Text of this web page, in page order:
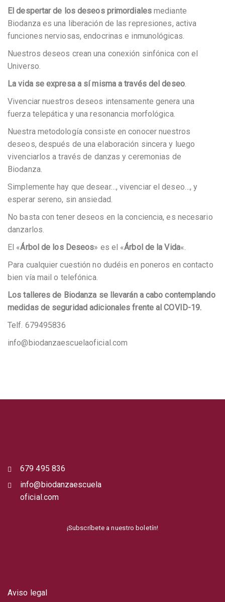
El despertar de los deseos primordialesmediante
Biodanza es una liberación de las represiones, activa
funciones nerviosas, endocrinas e inmunológicas.
Nuestros deseos crean una conexión sinfónica con el
Universo.
La vida se expresa a sí misma a través del deseo.
Vivenciar nuestros deseos intensamente genera una
fuerza telepática y una resonancia morfológica.
Nuestra metodología consiste en conocer nuestros
deseos, después de una elaboración sincera y luego
vivenciarlos a través de danzas y ceremonias de
Biodanza.
Simplemente hay que desear…, vivenciar el deseo…, y
esperar sereno, sin ansiedad.
No basta con tener deseos en la conciencia, es necesario
danzarlos.
El «Árbol de los Deseos» es el «Árbol de la Vida«.
Para cualquier cuestión no dudéis en poneros en contacto
bien vía mail o telefónica.
Los talleres de Biodanza se llevarán a cabo contemplando
medidas de seguridad adicionales frente al COVID-19.
Telf. 679495836
info@biodanzaescuelaoficial.com
679 495 836
info@biodanzaescuela
oficial.com
¡Subscríbete a nuestro boletín!
Aviso legal